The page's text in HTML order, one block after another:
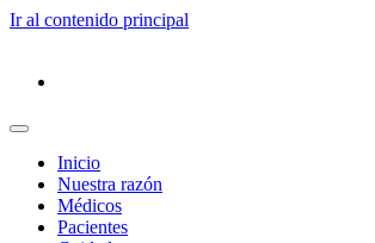
Ir al contenido principal
Inicio
Nuestra razón
Médicos
Pacientes